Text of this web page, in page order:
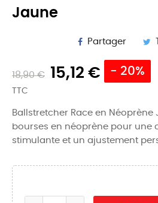
Jaune
Partager
18,90 € 15,12 € - 20%
TTC
Ballstretcher Race en Néoprène
bourses en néoprène pour une
stimulante et un ajustement